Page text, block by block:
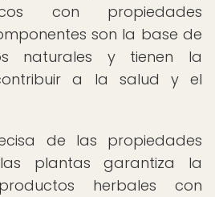
con propiedades
son la base de
naturales y tienen la
a la salud y el
de las propiedades
plantas garantiza la
herbales con